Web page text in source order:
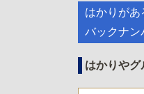
はかりがあ
バックナン
はかりやグ